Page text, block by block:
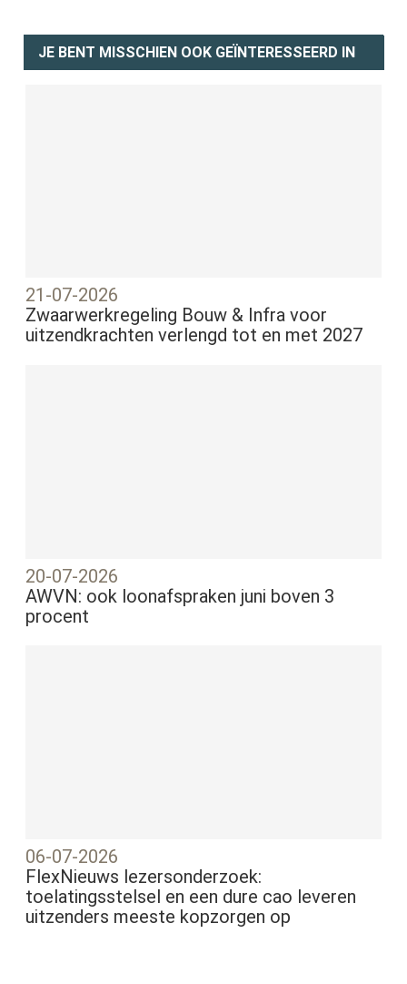
JE BENT MISSCHIEN OOK GEÏNTERESSEERD IN
21-07-2026
Zwaarwerkregeling Bouw & Infra voor
uitzendkrachten verlengd tot en met 2027
20-07-2026
AWVN: ook loonafspraken juni boven 3
procent
06-07-2026
FlexNieuws lezersonderzoek:
toelatingsstelsel en een dure cao leveren
uitzenders meeste kopzorgen op